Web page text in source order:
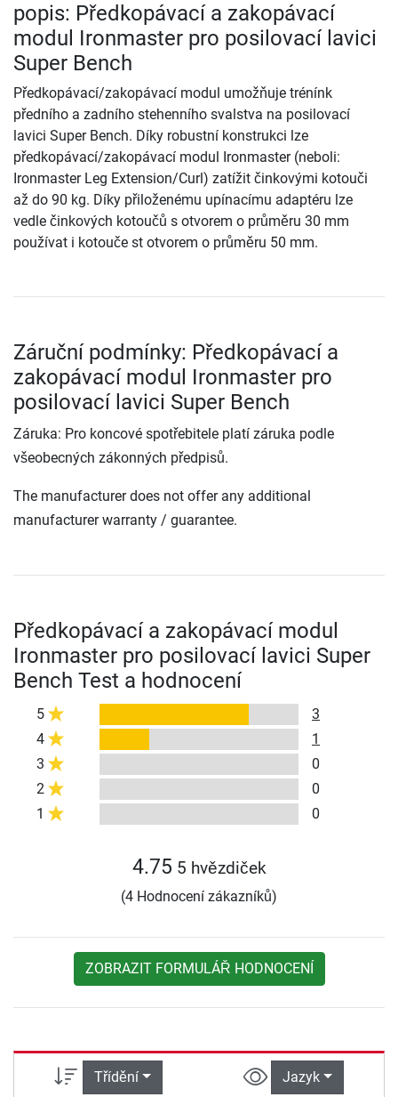
popis: Předkopávací a zakopávací
modul Ironmaster pro posilovací lavici
Super Bench
Předkopávací/zakopávací modul umožňuje trénínk
předního a zadního stehenního svalstva na posilovací
lavici Super Bench. Díky robustní konstrukci lze
předkopávací/zakopávací modul Ironmaster (neboli:
Ironmaster Leg Extension/Curl) zatížit činkovými kotouči
až do 90 kg. Díky přiloženému upínacímu adaptéru lze
vedle činkových kotoučů s otvorem o průměru 30 mm
používat i kotouče st otvorem o průměru 50 mm.
Záruční podmínky: Předkopávací a
zakopávací modul Ironmaster pro
posilovací lavici Super Bench
Záruka: Pro koncové spotřebitele platí záruka podle
všeobecných zákonných předpisů.
The manufacturer does not offer any additional
manufacturer warranty / guarantee.
Předkopávací a zakopávací modul
Ironmaster pro posilovací lavici Super
Bench Test a hodnocení
5
3
4
1
3
0
2
0
1
0
4.75 5 hvězdiček
(4 Hodnocení zákazníků)
ZOBRAZIT FORMULÁŘ HODNOCENÍ
Třídění Jazyk